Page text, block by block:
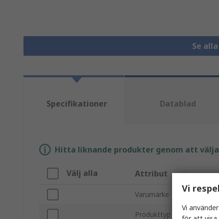
Se
Specifikationer Datablad
Hitta liknande produkter genom att
Välj alla Attribut
Varumärke
Produkttyp
Vi
Vi